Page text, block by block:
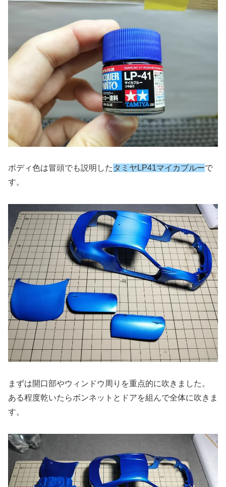
ボディ色は冒頭でも説明した タミヤLP41マイカブルーで
す。
まずは開口部やウィンドウ周りを重点的に吹きました。
ある程度乾いたらボンネットとドアを組んで全体に吹きま
す。